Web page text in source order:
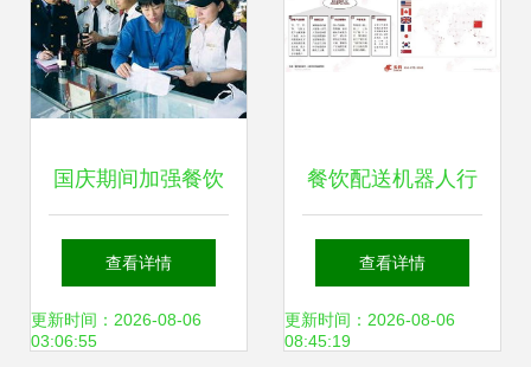
国庆期间加强餐饮
服务食品安全监
管，守护“舌尖上的
查看详情
更新时间：2026-08-06
03:06:55
餐饮配送机器人行
业蓬勃向好，擎朗
智能占据市场头部
查看详情
更新时间：2026-08-06
08:45:19